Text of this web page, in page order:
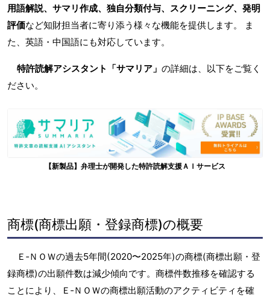
用語解説、サマリ作成、独自分類付与、スクリーニング、発明
評価など知財担当者に寄り添う様々な機能を提供します。 ま
た、英語・中国語にも対応しています。
特許読解アシスタント「サマリア」 の詳細は、以下をご覧く
ださい。
【新製品】弁理士が開発した特許読解支援ＡＩサービス
商標(商標出願・登録商標)の概要
Ｅ‐ＮＯＷの過去5年間(2020〜2025年)の商標(商標出願・登
録商標)の出願件数は減少傾向です。商標件数推移を確認する
ことにより、Ｅ‐ＮＯＷの商標出願活動のアクティビティを確